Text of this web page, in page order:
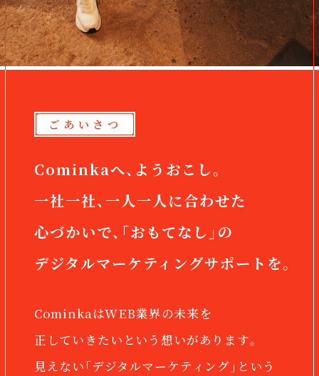
ごあいさつ
Cominkaへ、ようおこし。
一社一社、一人一人に合わせた
心づかいで、 「おもてなし」の
デジタルマーケティングサポートを。
CominkaはWEB業界の未来を
正していきたいという想いがあります。
見えない「デジタルマーケティング」という